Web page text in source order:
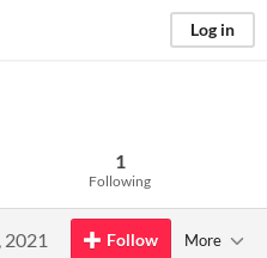
Log in
1
Following
2021 Follow More